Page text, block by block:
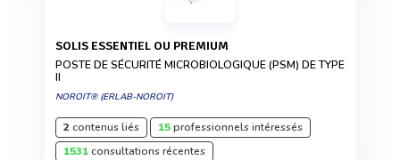
SOLIS ESSENTIEL OU PREMIUM
POSTE DE SÉCURITÉ MICROBIOLOGIQUE (PSM) DE TYPE
II
NOROIT® (ERLAB-NOROIT)
2contenus liés 15professionnels intéressés
1531consultations récentes